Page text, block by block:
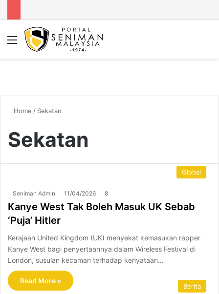
Menu
Home / Sekatan
Sekatan
Global
Seniman Admin 11/04/2026 8
Kanye West Tak Boleh Masuk UK Sebab
‘Puja’ Hitler
Kerajaan United Kingdom (UK) menyekat kemasukan rapper
Kanye West bagi penyertaannya dalam Wireless Festival di
London, susulan kecaman terhadap kenyataan…
Read More »
Berita